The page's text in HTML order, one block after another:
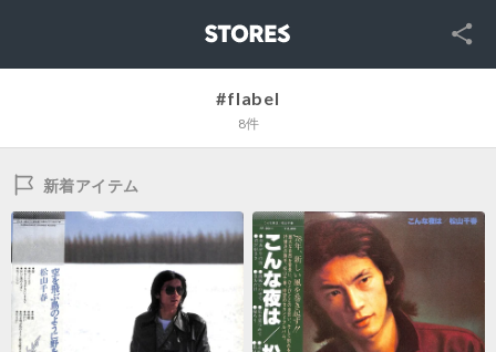
SNS
#flabel
8件
新着アイテム